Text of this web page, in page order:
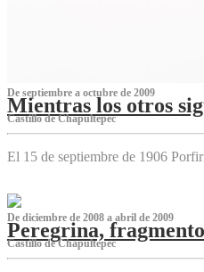
De septiembre a octubre de 2009
Mientras los otros
Castillo de Chapultepec
El 15 de septiembre de 1906
De diciembre de 2008 a abril de 2009
Peregrina,
Castillo de Chapultepec